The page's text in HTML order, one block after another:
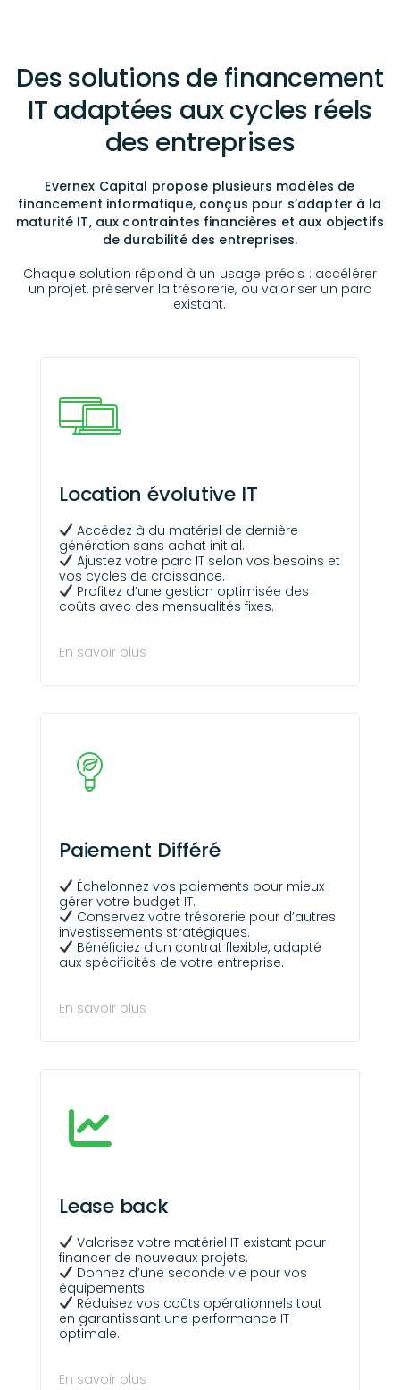
Des solutions de financement
IT adaptées aux cycles réels
des entreprises
Evernex Capital propose plusieurs modèles de
financement informatique, conçus pour s’adapter à la
maturité IT, aux contraintes financières et aux objectifs
de durabilité des entreprises.
Chaque solution répond à un usage précis : accélérer
un projet, préserver la trésorerie, ou valoriser un parc
existant.
Location évolutive IT
Accédez à du matériel de dernière
génération sans achat initial.
Ajustez votre parc IT selon vos besoins et
vos cycles de croissance.
Profitez d’une gestion optimisée des
coûts avec des mensualités fixes.
En savoir plus
Paiement Différé
Échelonnez vos paiements pour mieux
gérer votre budget IT.
Conservez votre trésorerie pour d’autres
investissements stratégiques.
Bénéficiez d’un contrat flexible, adapté
aux spécificités de votre entreprise.
En savoir plus
Lease back
Valorisez votre matériel IT existant pour
financer de nouveaux projets.
Donnez d’une seconde vie pour vos
équipements.
Réduisez vos coûts opérationnels tout
en garantissant une performance IT
optimale.
En savoir plus